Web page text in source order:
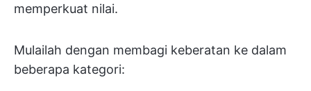
memperkuat nilai.
Mulailah dengan membagi keberatan ke dalam
beberapa kategori: